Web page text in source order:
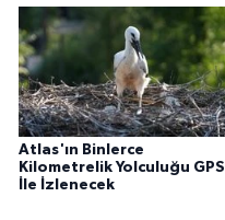
Atlas'ın Binlerce
Kilometrelik Yolculuğu GPS
İle İzlenecek